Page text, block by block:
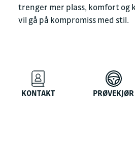
trenger mer plass, komfort og
vil gå på kompromiss med stil.
KONTAKT PRØVEKJØR